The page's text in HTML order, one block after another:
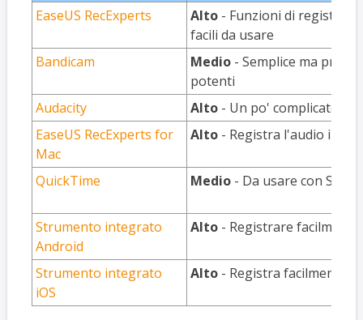
EaseUS RecExperts Alto - Funzioni di
facili da usare
Bandicam
Medio - Semplice ma privo
potenti
Audacity
Alto - Un po' complicato
EaseUS RecExperts for
Mac
Alto - Registra l'audio in
QuickTime Medio - Da usare con
Strumento integrato
Android
Alto - Registrare
Strumento integrato
iOS
Alto - Registra facilmente